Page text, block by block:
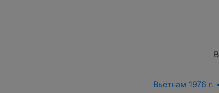
Вьетнам 1976 г.